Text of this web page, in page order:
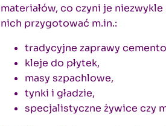
materiałów, co czyni je
nich przygotować m.in.:
tradycyjne zaprawy
kleje do płytek,
masy szpachlowe,
tynki i gładzie,
specjalistyczne żywice czy